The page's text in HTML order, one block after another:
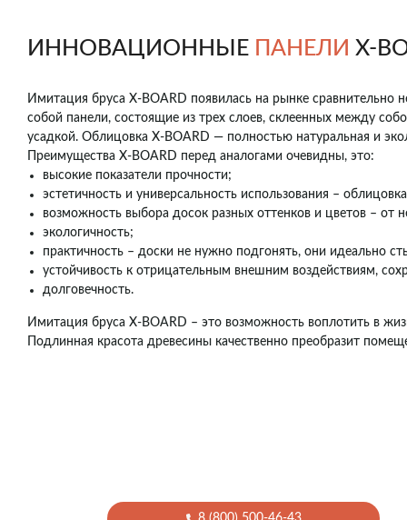
ИННОВАЦИОННЫЕ ПАНЕЛИ X-
Имитация бруса X-BOARD появилась на рынке сравнительно
собой панели, состоящие из трех слоев, склеенных между
усадкой. Облицовка X-BOARD — полностью натуральная и
Преимущества X-BOARD перед аналогами очевидны, это:
высокие показатели прочности;
эстетичность и универсальность использования –
возможность выбора досок разных оттенков и цветов – от
экологичность;
практичность – доски не нужно подгонять, они идеально
устойчивость к отрицательным внешним воздействиям,
долговечность.
Имитация бруса X-BOARD – это возможность воплотить в
Подлинная красота древесины качественно преобразит